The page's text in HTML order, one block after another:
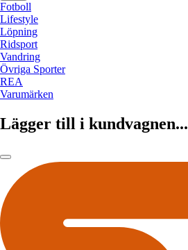
Fotboll
Lifestyle
Löpning
Ridsport
Vandring
Övriga Sporter
REA
Varumärken
Lägger till i kundvagnen...